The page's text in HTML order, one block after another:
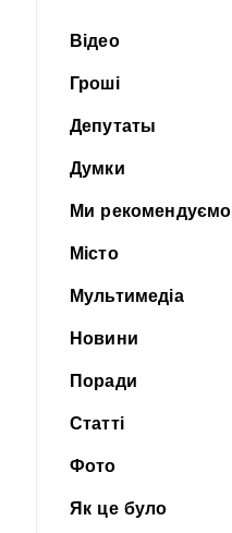
Відео
Гроші
Депутаты
Думки
Ми рекомендуємо
Місто
Мультимедіа
Новини
Поради
Статті
Фото
Як це було